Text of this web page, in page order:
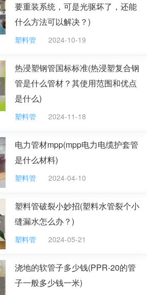
要重装系统，可是光驱坏了，还能
什么方法可以解决？)
塑料管 2024-10-19
热浸塑钢管国标标准(热浸塑复合钢
管是什么管材？其使用范围和优点
是什么)
塑料管 2024-11-18
电力管材mpp(mpp电力电缆护套管
是什么材料)
塑料管 2024-04-10
塑料管破裂小妙招(塑料水管裂个小
缝漏水怎么办？)
塑料管 2024-05-21
浇地的软管子多少钱(PPR-20的管
子一般多少钱一米)